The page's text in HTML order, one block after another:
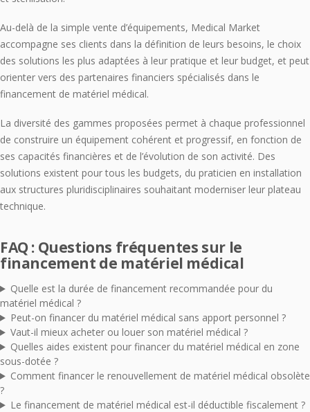
Au-delà de la simple vente d’équipements, Medical Market
accompagne ses clients dans la définition de leurs besoins, le choix
des solutions les plus adaptées à leur pratique et leur budget, et peut
orienter vers des partenaires financiers spécialisés dans le
financement de matériel médical.
La diversité des gammes proposées permet à chaque professionnel
de construire un équipement cohérent et progressif, en fonction de
ses capacités financières et de l’évolution de son activité. Des
solutions existent pour tous les budgets, du praticien en installation
aux structures pluridisciplinaires souhaitant moderniser leur plateau
technique.
FAQ : Questions fréquentes sur le
financement de matériel médical
Quelle est la durée de financement recommandée pour du
matériel médical ?
Peut-on financer du matériel médical sans apport personnel ?
Vaut-il mieux acheter ou louer son matériel médical ?
Quelles aides existent pour financer du matériel médical en zone
sous-dotée ?
Comment financer le renouvellement de matériel médical obsolète
?
Le financement de matériel médical est-il déductible fiscalement ?